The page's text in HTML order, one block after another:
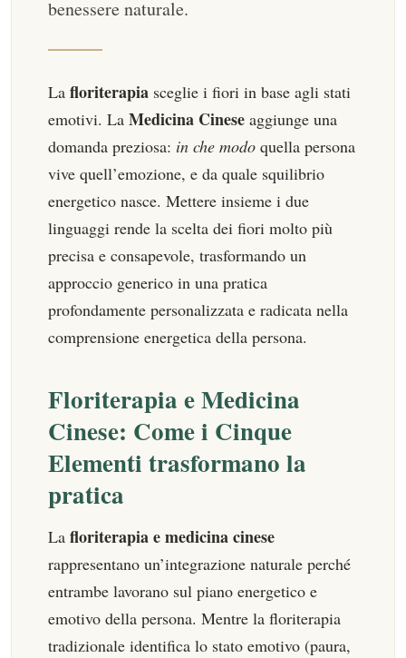
benessere naturale.
La floriterapia sceglie i fiori in base agli stati
emotivi. La Medicina Cinese aggiunge una
domanda preziosa: in che modo quella persona
vive quell’emozione, e da quale squilibrio
energetico nasce. Mettere insieme i due
linguaggi rende la scelta dei fiori molto più
precisa e consapevole, trasformando un
approccio generico in una pratica
profondamente personalizzata e radicata nella
comprensione energetica della persona.
Floriterapia e Medicina
Cinese: Come i Cinque
Elementi trasformano la
pratica
La floriterapia e medicina cinese
rappresentano un’integrazione naturale perché
entrambe lavorano sul piano energetico e
emotivo della persona. Mentre la floriterapia
tradizionale identifica lo stato emotivo (paura,